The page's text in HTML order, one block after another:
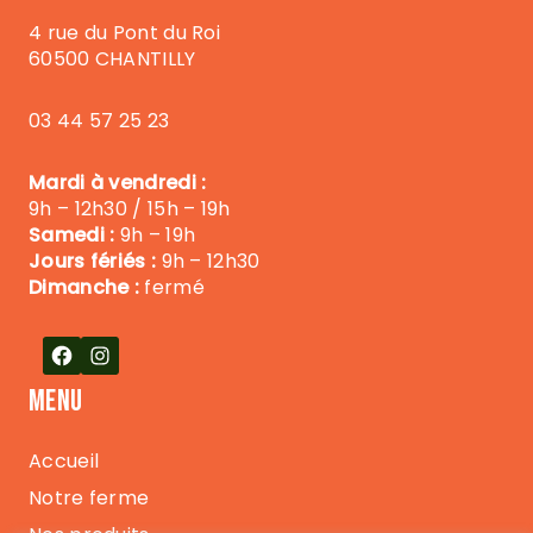
4 rue du Pont du Roi
60500 CHANTILLY
03 44 57 25 23
Mardi à vendredi :
9h – 12h30 / 15h – 19h
Samedi : 9h – 19h
Jours fériés : 9h – 12h30
Dimanche : fermé
Facebook
Instagram
MENU
Accueil
Notre ferme